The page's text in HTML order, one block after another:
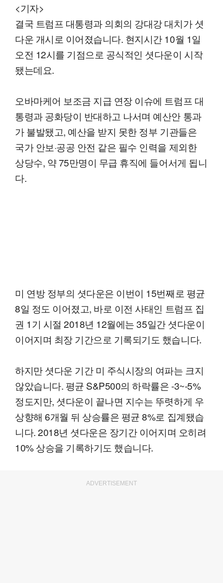
<기자>
결국 트럼프 대통령과 의회의 강대강 대치가 셧
다운 개시로 이어졌습니다. 현지시간 10월 1일
오전 12시를 기점으로 공식적인 셧다운이 시작
됐는데요.
오바마케어 보조금 지급 연장 이슈에 트럼프 대
통령과 공화당이 반대하고 나서며 예산안 통과
가 불발됐고, 예산을 받지 못한 정부 기관들은
국가 안보·공공 안전 같은 필수 인력을 제외한
상당수, 약 75만명이 무급 휴직에 들어서게 됩니
다.
미 연방 정부의 셧다운은 이번이 15번째로 평균
8일 정도 이어졌고, 바로 이전 사태인 트럼프 집
권 1기 시절 2018년 12월에는 35일간 셧다운이
이어지며 최장 기간으로 기록되기도 했습니다.
하지만 셧다운 기간 미 주식시장의 여파는 크지
않았습니다. 평균 S&P500의 하락률은 -3~-5%
정도지만, 셧다운이 끝나면 지수는 뚜렷하게 우
상향해 6개월 뒤 상승률은 평균 8%로 집계됐습
니다. 2018년 셧다운은 장기간 이어지며 오히려
10% 상승을 기록하기도 했습니다.
ADVERTISEMENT